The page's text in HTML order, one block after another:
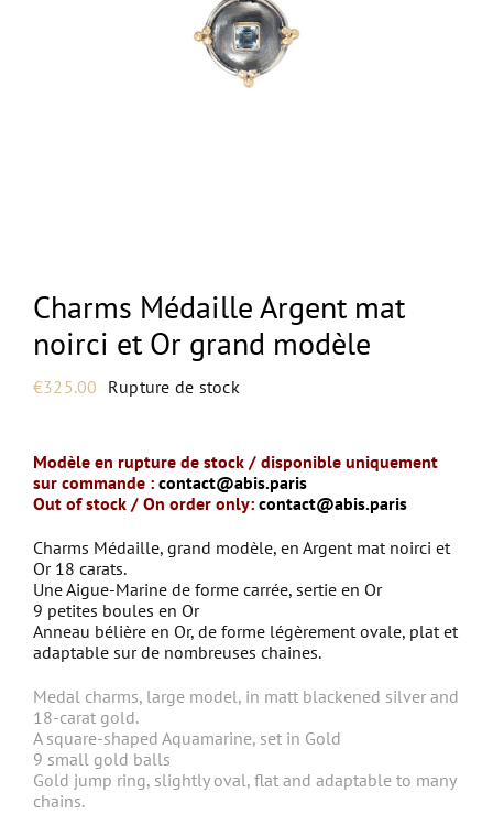
NEW
Charms Médaille Argent mat
noirci et Or grand modèle
€325.00 Rupture de stock
Modèle en rupture de stock / disponible uniquement
sur commande : contact@abis.paris
Out of stock / On order only: contact@abis.paris
Charms Médaille, grand modèle, en Argent mat noirci et
Or 18 carats.
Une Aigue-Marine de forme carrée, sertie en Or
9 petites boules en Or
Anneau bélière en Or, de forme légèrement ovale, plat et
adaptable sur de nombreuses chaines.
Medal charms, large model, in matt blackened silver and
18-carat gold.
A square-shaped Aquamarine, set in Gold
9 small gold balls
Gold jump ring, slightly oval, flat and adaptable to many
chains.